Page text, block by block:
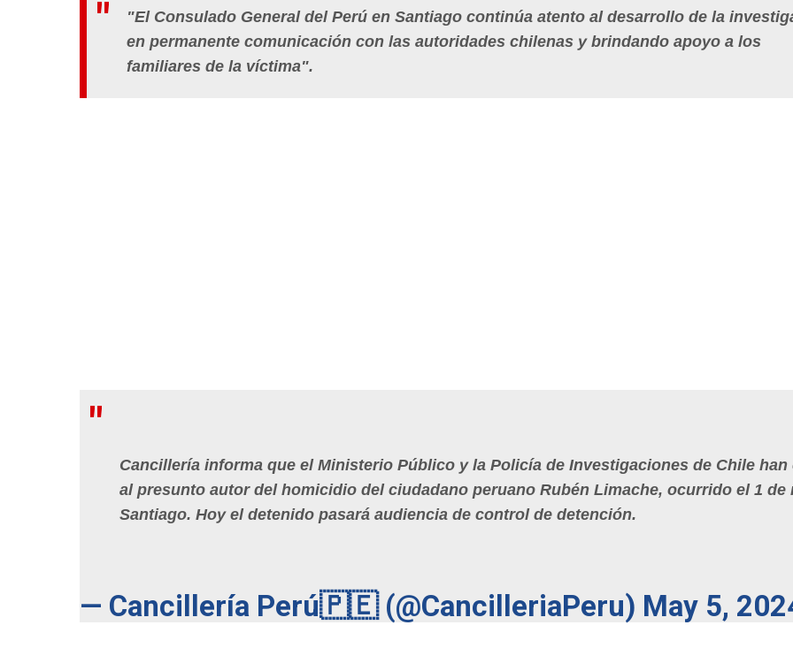
"El Consulado General del Perú en Santiago continúa atento al desarrollo de la
en permanente comunicación con las autoridades chilenas y brindando apoyo a los
familiares de la víctima".
Cancillería informa que el Ministerio Público y la Policía de Investigaciones de Chile han
al presunto autor del homicidio del ciudadano peruano Rubén Limache, ocurrido el 1 de
Santiago. Hoy el detenido pasará audiencia de control de detención.
— Cancillería Perú🇵🇪 (@CancilleriaPeru) May 5,